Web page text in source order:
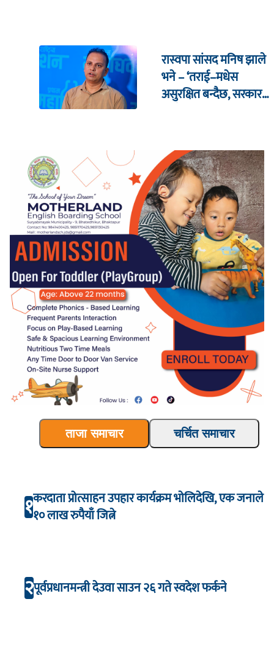
रास्वपा सांसद मनिष झाले
भने – ‘तराई–मधेस
असुरक्षित बन्दैछ, सरकार
ताजा समाचार चर्चित समाचार
१करदाता प्रोत्साहन उपहार कार्यक्रम भाेलिदेखि, एक जनाले
१० लाख रुपैयाँ जित्ने
२पूर्वप्रधानमन्त्री देउवा साउन २६ गते स्वदेश फर्कने